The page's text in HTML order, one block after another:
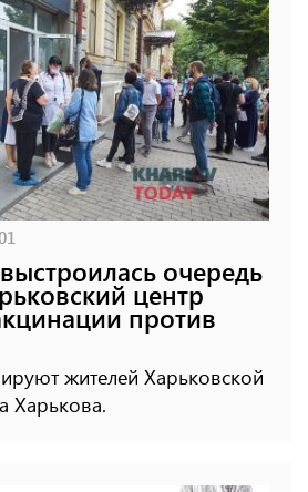
очередь
центр
против
жителей Харьковской
Харькова.